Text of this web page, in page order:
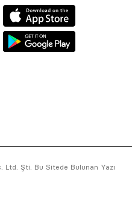
Ltd. Şti. Bu Sitede Bulunan Yazı
Ltd. Şti. Bu Sitede Bulunan Yazı
Hakkı Saklıdır.